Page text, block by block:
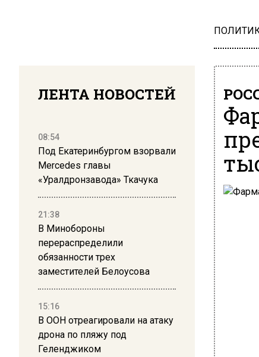
ЛЕНТА НОВОСТЕЙ
08:54
Под Екатеринбургом взорвали
Mercedes главы
«Уралдронзавода» Ткачука
21:38
В Минобороны
перераспределили
обязанности трех
заместителей Белоусова
15:16
В ООН отреагировали на атаку
дрона по пляжу под
Геленджиком